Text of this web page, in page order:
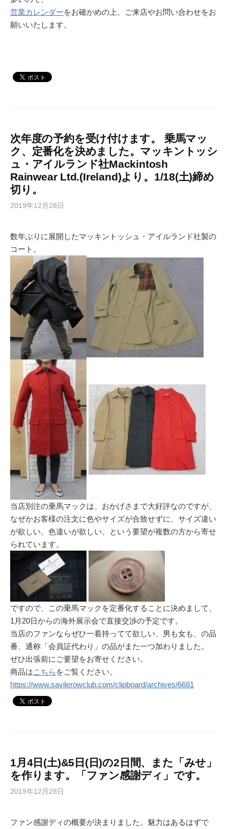
営業カレンダーをお確かめの上、ご来店やお問い合わせをお
願いいたします。
次年度の予約を受け付けます。 乗馬マッ
ク、定番化を決めました。マッキントッシ
ュ・アイルランド社Mackintosh
Rainwear Ltd.(Ireland)より。1/18(土)締め
切り。
2019年12月28日
数年ぶりに展開したマッキントッシュ・アイルランド社製の
コート。
当店別注の乗馬マックは、おかげさまで大好評なのですが、
なぜかお客様の注文に色やサイズが合致せずに、サイズ違い
が欲しい、色違いが欲しい、という要望が複数の方から寄せ
られています。
ですので、この乗馬マックを定番化することに決めまして、
1月20日からの海外展示会で直接交渉の予定です。
当店のファンならぜひ一着持ってて欲しい、男も女も、の品
番、通称「会員証代わり」の品がまた一つ加わりました。
ぜひ出張前にご要望をお寄せください。
商品はこちら をご覧ください。
https://www.savilerowclub.com/clipboard/archives/6681
1月4日(土)&5日(日)の2日間、また「みせ」
を作ります。「ファン感謝ディ」です。
2019年12月28日
ファン感謝ディの概要が決まりました。魅力はあるはずで